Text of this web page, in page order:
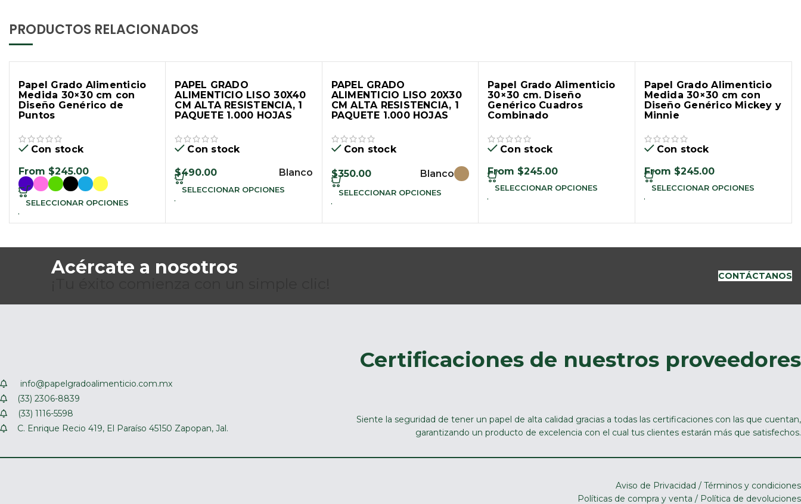
PRODUCTOS RELACIONADOS
Papel Grado Alimenticio
Medida 30×30 cm con
Diseño Genérico de
Puntos
Con stock
From $245.00
SELECCIONAR OPCIONES
PAPEL GRADO
ALIMENTICIO LISO 30X40
CM ALTA RESISTENCIA, 1
PAQUETE 1.000 HOJAS
Con stock
$490.00 Blanco
SELECCIONAR OPCIONES
PAPEL GRADO
ALIMENTICIO LISO 20X30
CM ALTA RESISTENCIA, 1
PAQUETE 1.000 HOJAS
Con stock
$350.00 Blanco
SELECCIONAR OPCIONES
Papel Grado Alimenticio
30×30 cm. Diseño
Genérico Cuadros
Combinado
Con stock
From $245.00
SELECCIONAR OPCIONES
Papel Grado Alimenticio
Medida 30×30 cm con
Diseño Genérico Mickey y
Minnie
Con stock
From $245.00
SELECCIONAR OPCIONES
Acércate a nosotros CONTÁCTANOS
info@papelgradoalimenticio.com.mx
(33) 2306-8839
(33) 1116-5598
C. Enrique Recio 419, El Paraíso 45150 Zapopan, Jal.
Certificaciones de nuestros proveedores
Siente la seguridad de tener un papel de alta calidad gracias a todas las certificaciones con las que cuentan,
garantizando un producto de excelencia con el cual tus clientes estarán más que satisfechos.
Aviso de Privacidad / Términos y condiciones
Políticas de compra y venta / Política de devoluciones